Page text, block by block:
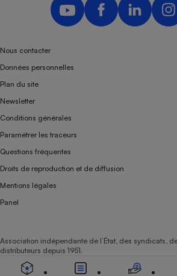
Nous contacter
Données personnelles
Plan du site
Newsletter
Conditions générales
Paramétrer les traceurs
Questions fréquentes
Droits de reproduction et de diffusion
Mentions légales
Panel
Association indépendante de l’État, des syndicats,
distributeurs depuis 1951.